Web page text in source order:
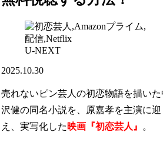
U-NEXT
2025.10.30
売れないピン芸人の初恋物語を描いた
沢健の同名小説を、原嘉孝を主演に迎
え、実写化した 映画『初恋芸人』 。